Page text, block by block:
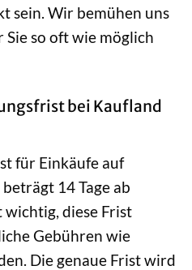
sein. Wir bemühen uns
so oft wie möglich
bei Kaufland
für Einkäufe auf
14 Tage ab
wichtig, diese Frist
Gebühren wie
Die genaue Frist wird